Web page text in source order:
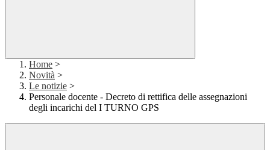
Home >
Novità >
Le notizie >
Personale docente - Decreto di rettifica delle assegnazioni
degli incarichi del I TURNO GPS